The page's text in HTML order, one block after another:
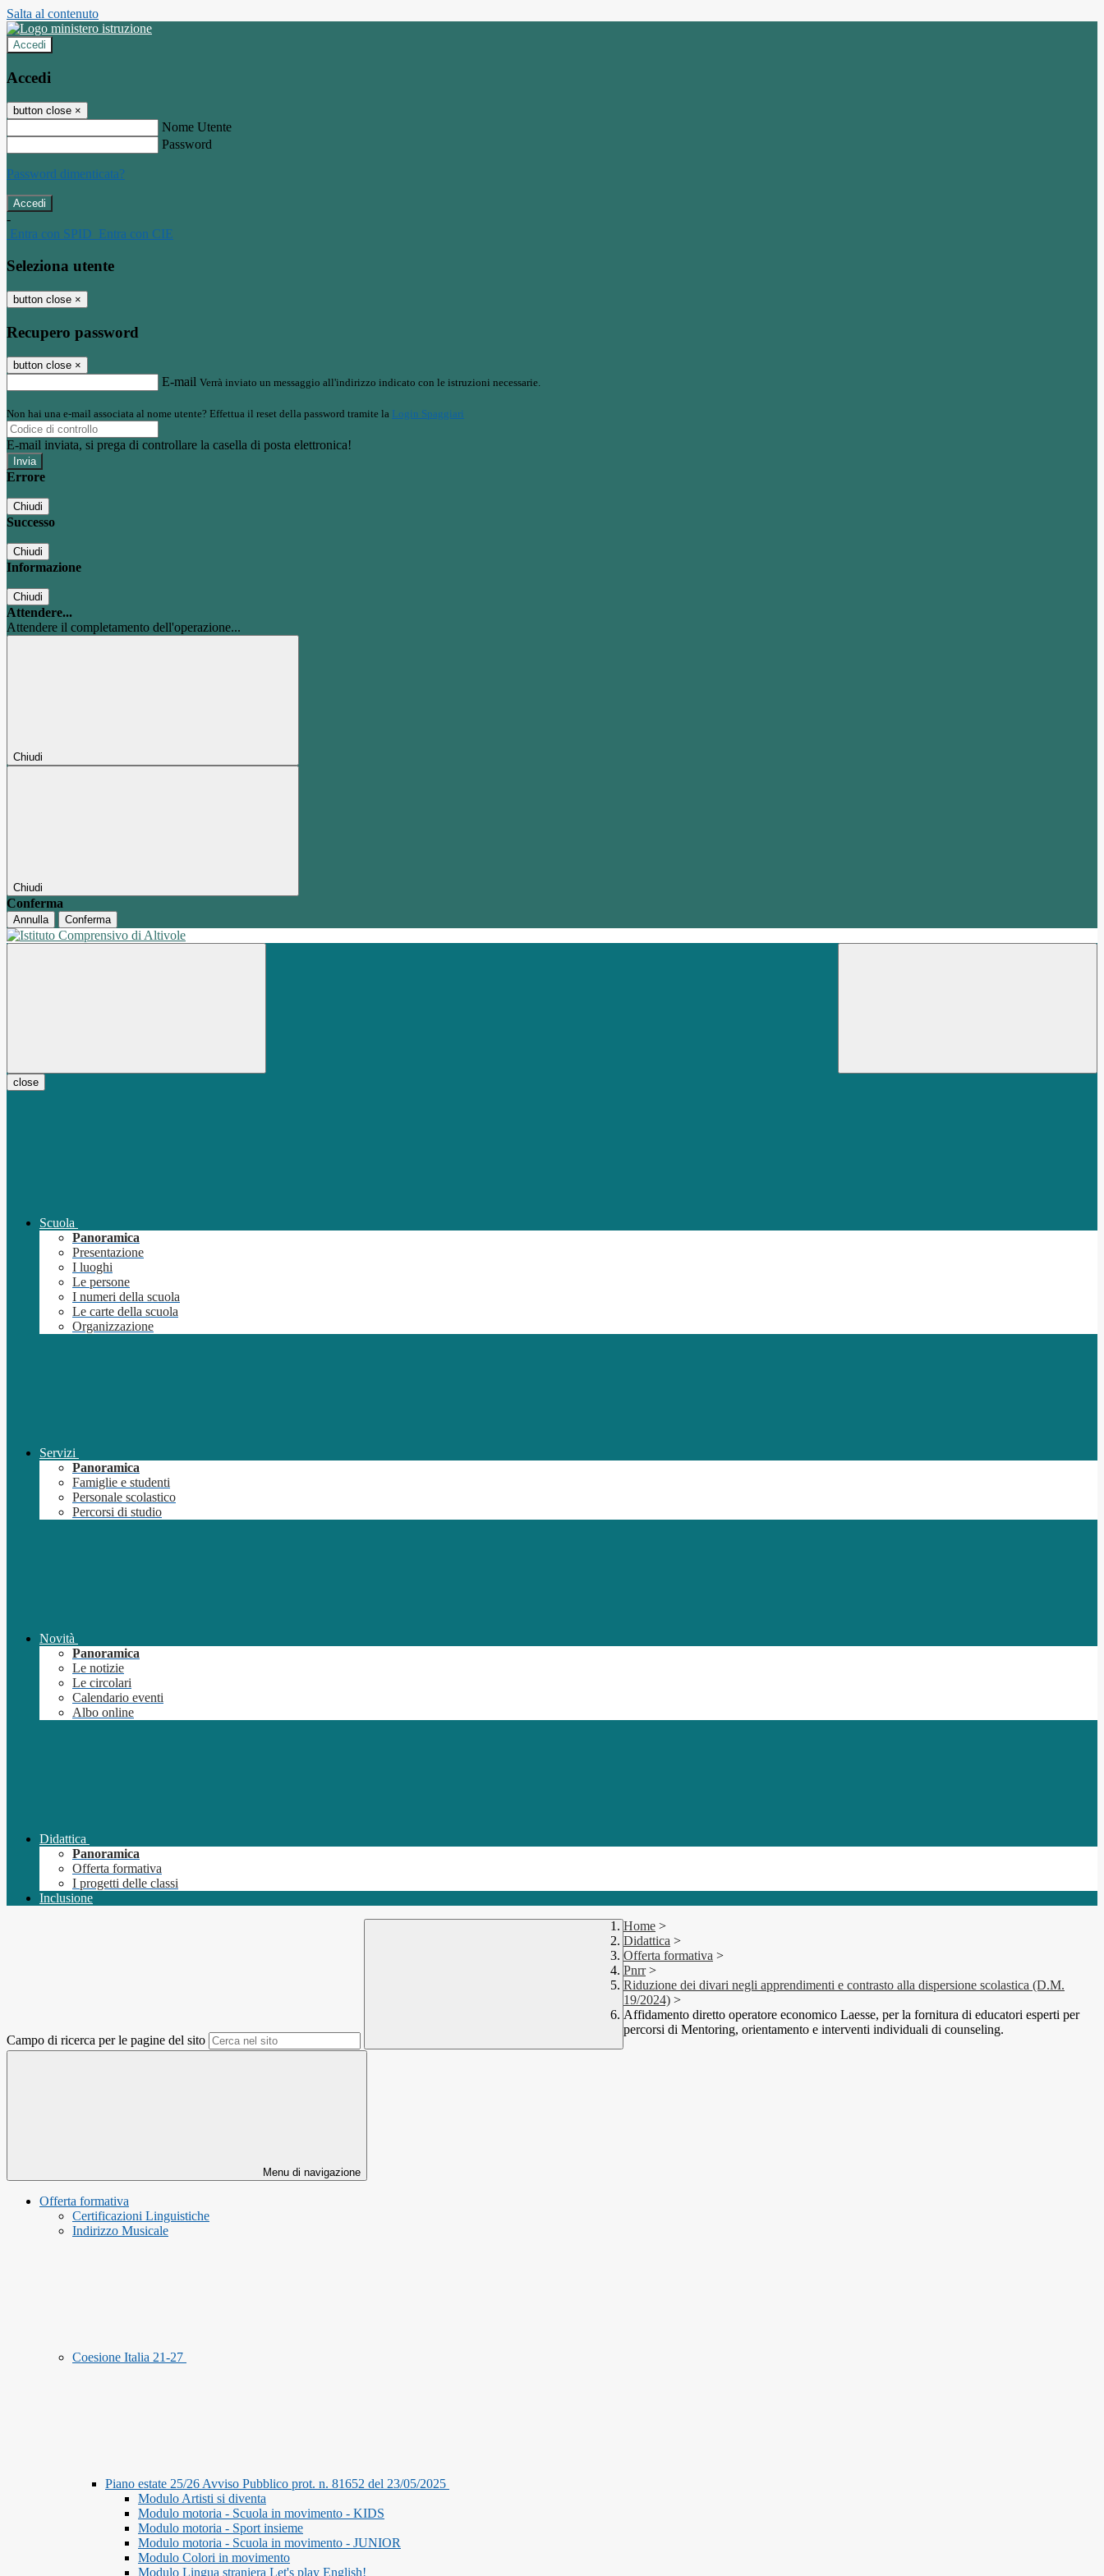
Salta al contenuto
Accedi
Accedi
button close ×
Nome Utente
Password
Password dimenticata?
-
Entra con SPID Entra con CIE
Seleziona utente
button close ×
Recupero password
button close ×
E-mail Verrà inviato un messaggio all'indirizzo indicato con le istruzioni necessarie.
Non hai una e-mail associata al nome utente? Effettua il reset della password tramite la Login Spaggiari
E-mail inviata, si prega di controllare la casella di posta elettronica!
Errore
Chiudi
Successo
Chiudi
Informazione
Chiudi
Attendere...
Attendere il completamento dell'operazione...
Chiudi
Chiudi
Conferma
Annulla Conferma
close
Scuola
Panoramica
Presentazione
I luoghi
Le persone
I numeri della scuola
Le carte della scuola
Organizzazione
Servizi
Panoramica
Famiglie e studenti
Personale scolastico
Percorsi di studio
Novità
Panoramica
Le notizie
Le circolari
Calendario eventi
Albo online
Didattica
Panoramica
Offerta formativa
I progetti delle classi
Inclusione
Campo di ricerca per le pagine del sito
Home >
Didattica >
Offerta formativa >
Pnrr >
Riduzione dei divari negli apprendimenti e contrasto alla dispersione scolastica (D.M.
19/2024) >
Affidamento diretto operatore economico Laesse, per la fornitura di educatori esperti per
percorsi di Mentoring, orientamento e interventi individuali di counseling.
Menu di navigazione
Offerta formativa
Certificazioni Linguistiche
Indirizzo Musicale
Coesione Italia 21-27
Piano estate 25/26 Avviso Pubblico prot. n. 81652 del 23/05/2025
Modulo Artisti si diventa
Modulo motoria - Scuola in movimento - KIDS
Modulo motoria - Sport insieme
Modulo motoria - Scuola in movimento - JUNIOR
Modulo Colori in movimento
Modulo Lingua straniera Let's play English!